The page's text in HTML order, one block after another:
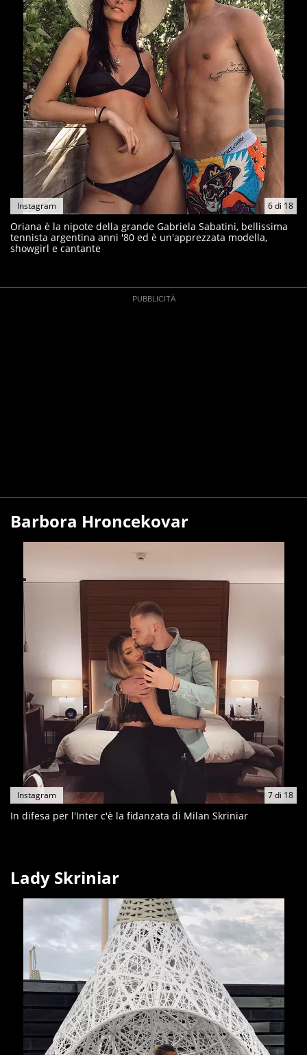
6di 18
Instagram
Oriana è la nipote della grande Gabriela Sabatini, bellissima
tennista argentina anni '80 ed è un'apprezzata modella,
showgirl e cantante
Barbora Hroncekovar
7di 18
Instagram
In difesa per l'Inter c'è la fidanzata di Milan Skriniar
Lady Skriniar